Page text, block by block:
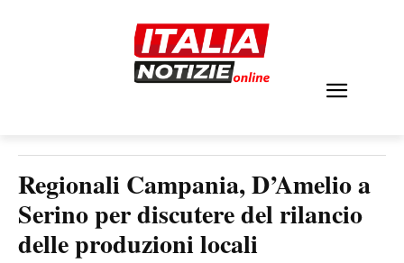
Regionali Campania, D’Amelio a
Serino per discutere del rilancio
delle produzioni locali